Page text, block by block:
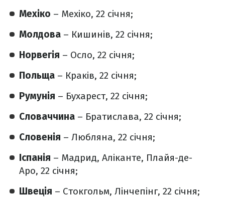
Мехіко – Мехіко, 22 січня;
Молдова – Кишинів, 22 січня;
Норвегія – Осло, 22 січня;
Польща – Краків, 22 січня;
Румунія – Бухарест, 22 січня;
Словаччина – Братислава, 22 січня;
Словенія – Любляна, 22 січня;
Іспанія – Мадрид, Аліканте, Плайя-де-
Аро, 22 січня;
Швеція – Стокгольм, Лінчепінг, 22 січня;